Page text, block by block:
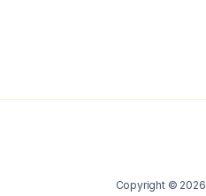
Copyright © 2026